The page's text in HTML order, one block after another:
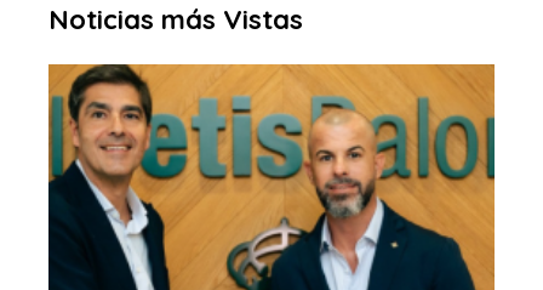
Noticias más Vistas